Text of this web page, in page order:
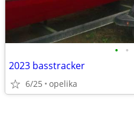
• •
2023 basstracker
6/25 opelika